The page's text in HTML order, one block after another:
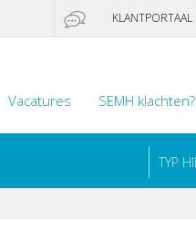
KLANTPORTAAL
Vacatures SEMH klachten?